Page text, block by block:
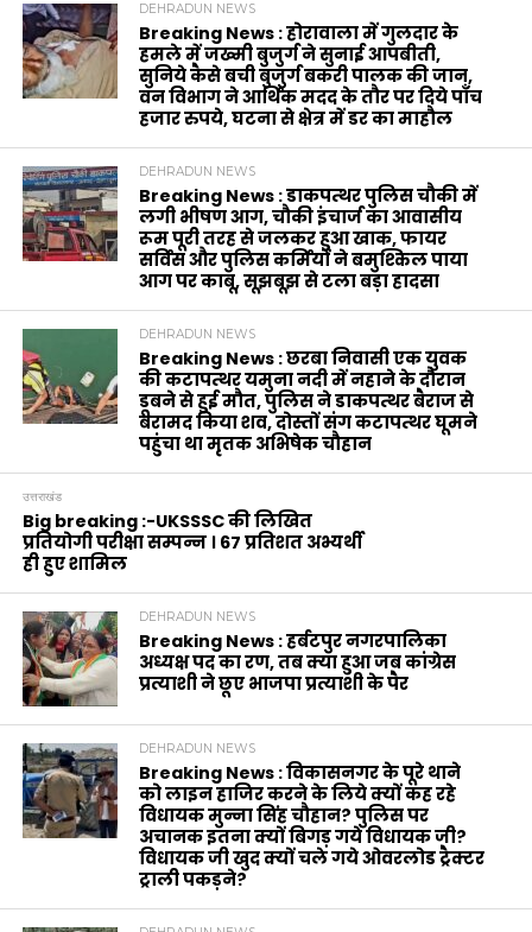
DEHRADUN NEWS
Breaking News : होरावाला में गुलदार के
हमले में जख्मी बुजुर्ग ने सुनाई आपबीती,
सुनिये कैसे बची बुजुर्ग बकरी पालक की जान,
वन विभाग ने आर्थिक मदद के‌ तौर पर दिये पाँच
हजार रुपये, घटना से क्षेत्र में डर का माहौल
DEHRADUN NEWS
Breaking News : डाकपत्थर पुलिस चौकी में
लगी भीषण आग, चौकी इंचार्ज का आवासीय
रूम पूरी तरह से जलकर हुआ खाक, फायर
सर्विस और पुलिस कर्मियों ने बमुश्किल पाया
आग पर काबू, सूझबूझ से टला बड़ा हादसा
DEHRADUN NEWS
Breaking News : छरबा निवासी एक युवक
की कटापत्थर यमुना नदी में नहाने के दौरान
डूबने से हुई मौत, पुलिस ने डाकपत्थर बैराज से
बरामद किया शव, दोस्तों संग कटापत्थर घूमने
पहुंचा था मृतक अभिषेक चौहान
उत्तराखंड
Big breaking :-UKSSSC की लिखित
प्रतियोगी परीक्षा सम्पन्न । 67 प्रतिशत अभ्यर्थी
ही हुए शामिल
DEHRADUN NEWS
Breaking News : हर्बटपुर नगरपालिका
अध्यक्ष पद का रण, तब क्या हुआ जब कांग्रेस
प्रत्याशी ने छूए भाजपा प्रत्याशी के पैर
DEHRADUN NEWS
Breaking News : विकासनगर के पूरे थाने
को लाइन हाजिर करने के लिये क्यों कह रहे
विधायक मुन्ना सिंह चौहान? पुलिस पर
अचानक इतना क्यों बिगड़ गये विधायक जी?
विधायक जी खुद क्यों चले गये ओवरलोड ट्रैक्टर
ट्राली पकड़ने?